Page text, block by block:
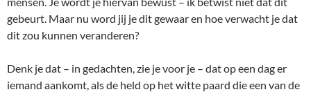
gebeurt. Maar nu word jij je dit gewaar en hoe verwacht je dat
dit zou kunnen veranderen?
Denk je dat – in gedachten, zie je voor je – dat op een dag er
iemand aankomt, als de held op het witte paard die een van de